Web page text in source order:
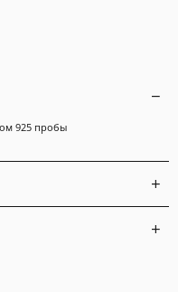
925 пробы